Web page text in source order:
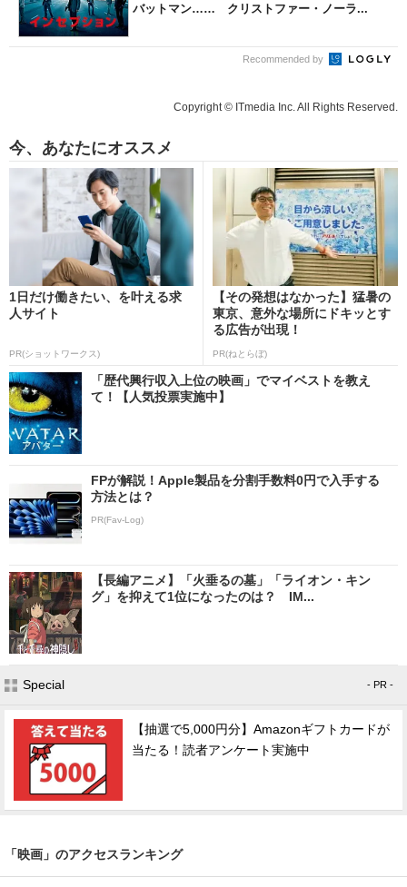
バットマン…… クリストファー・ノーラ...
Recommended by
Copyright © ITmedia Inc. All Rights Reserved.
今、あなたにオススメ
1日だけ働きたい、を叶える求
人サイト
PR(ショットワークス)
【その発想はなかった】猛暑の
東京、意外な場所にドキッとす
る広告が出現！
PR(ねとらぼ)
「歴代興行収入上位の映画」でマイベストを教え
て！【人気投票実施中】
FPが解説！Apple製品を分割手数料0円で入手する
方法とは？
PR(Fav-Log)
【長編アニメ】「火垂るの墓」「ライオン・キン
グ」を抑えて1位になったのは？ IM...
Special - PR -
【抽選で5,000円分】Amazonギフトカードが
当たる！読者アンケート実施中
「映画」のアクセスランキング